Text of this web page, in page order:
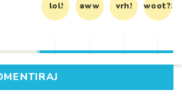
lol! aww vrh! woot?!